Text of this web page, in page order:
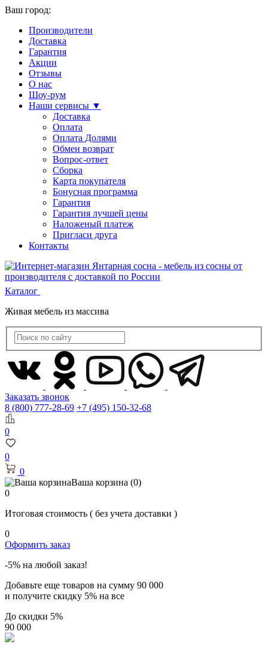
Ваш город:
Производители
Доставка
Гарантия
Акции
Отзывы
О нас
Шоу-рум
Наши сервисы ▼
Доставка
Оплата
Оплата Долями
Обмен возврат
Вопрос-ответ
Сборка
Карта покупателя
Бонусная программа
Гарантия
Гарантия лучшей цены
Наложеный платеж
Пригласи друга
Контакты
Каталог
Живая мебель из массива
Заказать звонок
8 (800) 777-28-69 +7 (495) 150-32-68
0
0
0
Ваша корзина (0)
0
Итоговая стоимость ( без учета доставки )
0
Оформить заказ
-5% на любой заказ!
Добавьте еще товаров на сумму 90 000
и получите скидку 5% на все
До скидки 5%
90 000